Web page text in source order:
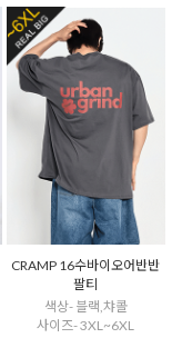
CRAMP 16수바이오어반반
팔티
색상- 블랙,챠콜
사이즈- 3XL~6XL